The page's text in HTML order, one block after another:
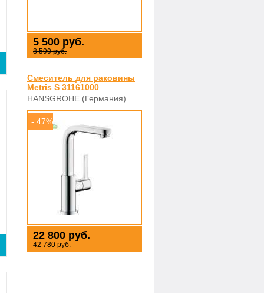
5 500 руб.
8 590 руб.
Смеситель для раковины
Metris S 31161000
HANSGROHE (Германия)
- 47%
22 800 руб.
42 780 руб.